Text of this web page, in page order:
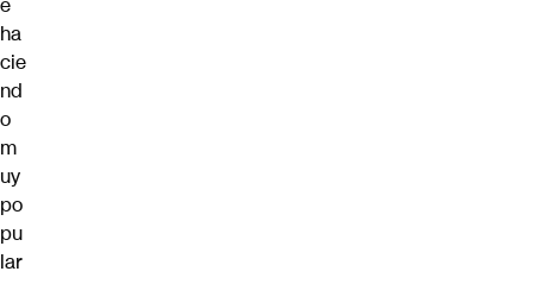
ha
cie
nd
o
m
uy
po
pu
lar